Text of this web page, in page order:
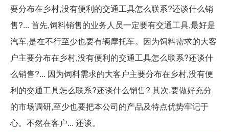
要分布在乡村,没有便利的交通工具怎么联系?还谈什么销
售?... 首先,饲料销售的业务人员一定要有交通工具,最好是
汽车,是在不行至少也要有辆摩托车。因为饲料需求的大客
户主要分布在乡村,没有便利的交通工具怎么联系?还谈什
么销售?... 因为饲料需求的大客户主要分布在乡村,没有便
利的交通工具怎么联系?还谈什么销售? 其次,要做好充分
的市场调研,至少也要把本公司的产品及特点优势牢记于
心。不然在客户... 还谈。